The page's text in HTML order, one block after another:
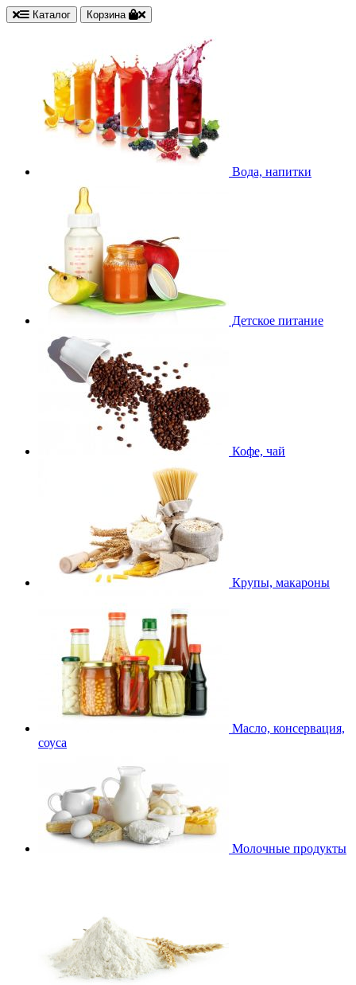
Каталог Корзина
Вода, напитки
Детское питание
Кофе, чай
Крупы, макароны
Масло, консервация,
соуса
Молочные продукты